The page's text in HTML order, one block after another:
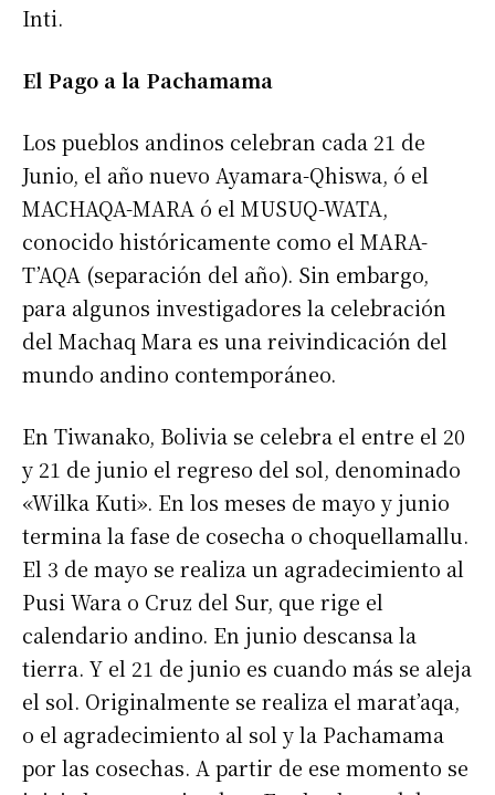
Inti.
El Pago a la Pachamama
Los pueblos andinos celebran cada 21 de
Junio, el año nuevo Ayamara-Qhiswa, ó el
MACHAQA-MARA ó el MUSUQ-WATA,
conocido históricamente como el MARA-
T’AQA (separación del año). Sin embargo,
para algunos investigadores la celebración
del Machaq Mara es una reivindicación del
mundo andino contemporáneo.
En Tiwanako, Bolivia se celebra el entre el 20
y 21 de junio el regreso del sol, denominado
«Wilka Kuti». En los meses de mayo y junio
termina la fase de cosecha o choquellamallu.
El 3 de mayo se realiza un agradecimiento al
Pusi Wara o Cruz del Sur, que rige el
calendario andino. En junio descansa la
tierra. Y el 21 de junio es cuando más se aleja
el sol. Originalmente se realiza el marat’aqa,
o el agradecimiento al sol y la Pachamama
por las cosechas. A partir de ese momento se